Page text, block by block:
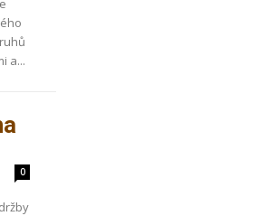
a...
0